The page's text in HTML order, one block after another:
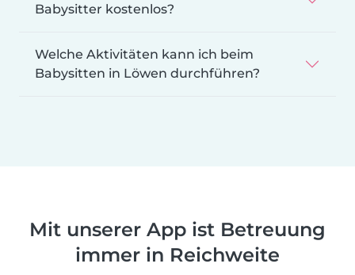
Babysitter kostenlos?
Welche Aktivitäten kann ich beim
Babysitten in Löwen durchführen?
Mit unserer App ist Betreuung
immer in Reichweite